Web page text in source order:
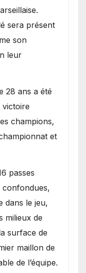
sera présent
son
leur
28 ans a été
victoire
champions,
et
passes
confondues,
dans le jeu,
milieux de
surface de
maillon de
de l’équipe.